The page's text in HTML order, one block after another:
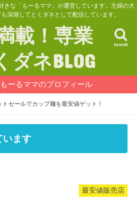
きな「もーるママ」が運営しています。主婦の大
深堀してとくダネとして配信しています。
載！専業
ネBLOG
search
ーるママのプロフィール
トセールでカップ麺を最安値ゲット！
います
最安値販売店